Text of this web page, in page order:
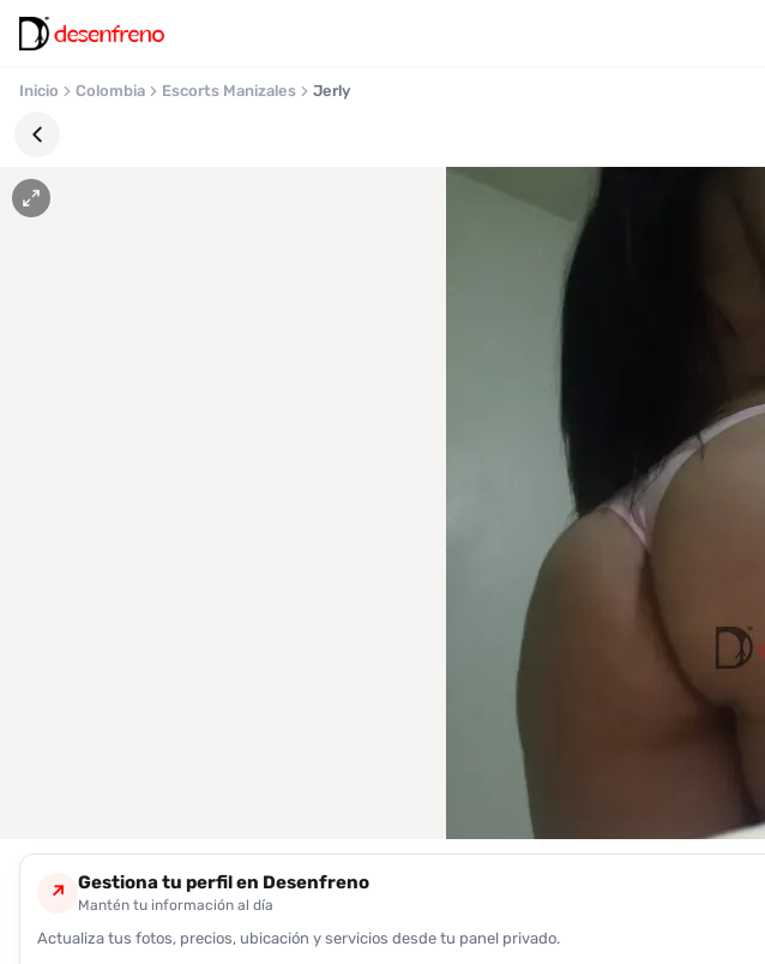
Inicio Colombia Escorts Manizales Jerly
↗ Gestiona tu perfil en Desenfreno
Mantén tu información al día
Actualiza tus fotos, precios, ubicación y servicios desde tu panel privado.